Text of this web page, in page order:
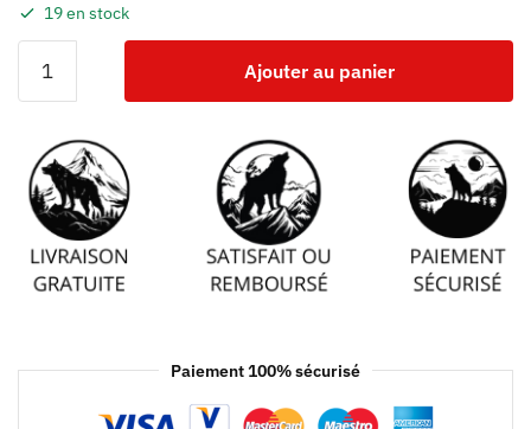
19 en stock
Ajouter au panier
Paiement 100% sécurisé